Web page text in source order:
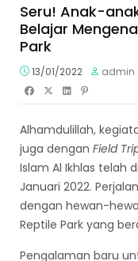
Seru! Anak-
Belajar
Park
13/01/2022 admin
Alhamdulillah,
juga dengan Field
Islam Al Ikhlas telah
Januari 2022.
dengan hewan-
Reptile Park yang
Pengalaman baru